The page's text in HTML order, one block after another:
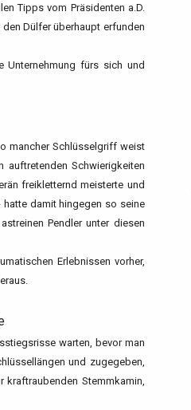
Tipps vom Präsidenten a.D.
Dülfer überhaupt erfunden
Unternehmung fürs sich und
mancher Schlüsselgriff weist
auftretenden Schwierigkeiten
freikletternd meisterte und
hatte damit hingegen so seine
Pendler unter diesen
Erlebnissen vorher,
warten, bevor man
und zugegeben,
Stemmkamin,